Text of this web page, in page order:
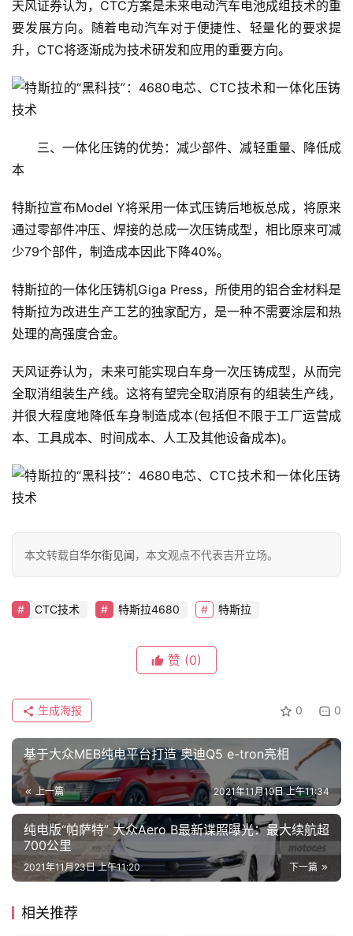
新
能
源
评
旅
行
家
车
讯
快
专
栏
吉
l
k
登录 注册
天风证券认为，CTC方案是未来电动汽车电池成组技术的重
要发展方向。随着电动汽车对于便捷性、轻量化的要求提
升，CTC将逐渐成为技术研发和应用的重要方向。
三、一体化压铸的优势：减少部件、减轻重量、降低成
本
特斯拉宣布Model Y将采用一体式压铸后地板总成，将原来
通过零部件冲压、焊接的总成一次压铸成型，相比原来可减
少79个部件，制造成本因此下降40%。
特斯拉的一体化压铸机Giga Press，所使用的铝合金材料是
特斯拉为改进生产工艺的独家配方，是一种不需要涂层和热
处理的高强度合金。
天风证券认为，未来可能实现白车身一次压铸成型，从而完
全取消组装生产线。这将有望完全取消原有的组装生产线，
并很大程度地降低车身制造成本(包括但不限于工厂运营成
本、工具成本、时间成本、人工及其他设备成本)。
本文转载自华尔街见闻，本文观点不代表吉开立场。
CTC技术 特斯拉4680 特斯拉
赞 (0)
0 0
生成海报
基于大众MEB纯电平台打造 奥迪Q5 e-tron亮相
上一篇 2021年11月19日 上午11:34
纯电版“帕萨特” 大众Aero B最新谍照曝光：最大续航超
700公里
下一篇
2021年11月23日 上午11:20
相关推荐